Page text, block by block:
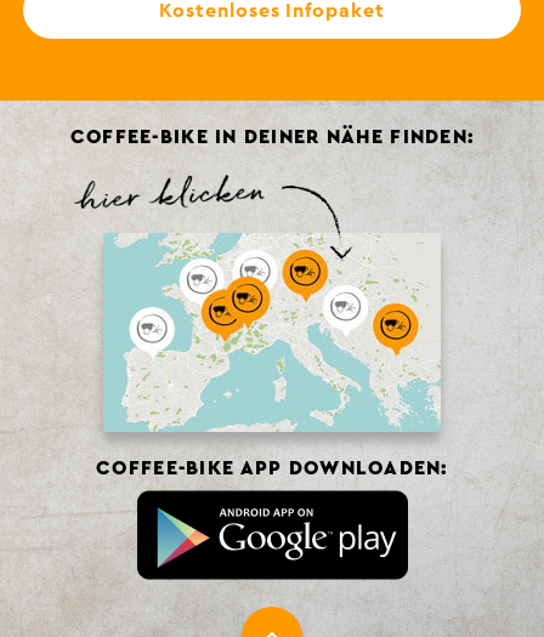
Kostenloses Infopaket
COFFEE-BIKE IN DEINER NÄHE FINDEN:
COFFEE-BIKE APP DOWNLOADEN: